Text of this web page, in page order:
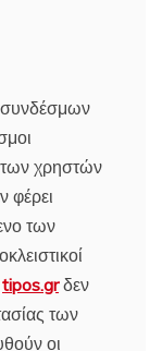
συνδέσμων
των χρηστών
φέρει
των
tipos.gr δεν
των
οι